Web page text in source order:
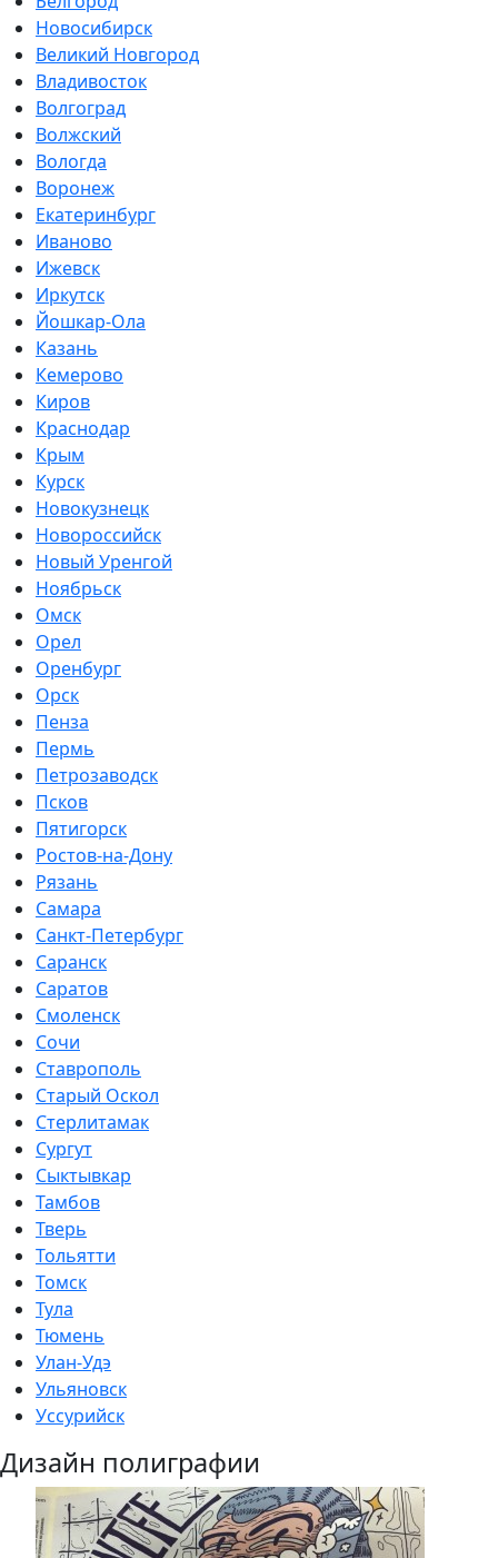
Новосибирск
Великий Новгород
Владивосток
Волгоград
Волжский
Вологда
Воронеж
Екатеринбург
Иваново
Ижевск
Иркутск
Йошкар-Ола
Казань
Кемерово
Киров
Краснодар
Крым
Курск
Новокузнецк
Новороссийск
Новый Уренгой
Ноябрьск
Омск
Орел
Оренбург
Орск
Пенза
Пермь
Петрозаводск
Псков
Пятигорск
Ростов-на-Дону
Рязань
Самара
Санкт-Петербург
Саранск
Саратов
Смоленск
Сочи
Ставрополь
Старый Оскол
Стерлитамак
Сургут
Сыктывкар
Тамбов
Тверь
Тольятти
Томск
Тула
Тюмень
Улан-Удэ
Ульяновск
Уссурийск
Дизайн полиграфии